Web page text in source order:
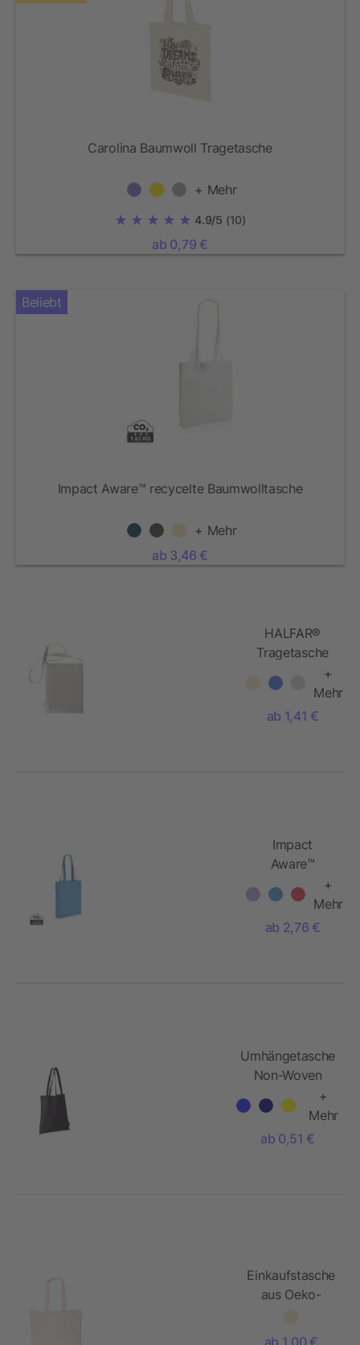
Carolina Baumwoll Tragetasche
+ Mehr
4.9/5 (10)
ab 0,79 €
Beliebt
Impact Aware™ recycelte Baumwolltasche
+ Mehr
ab 3,46 €
HALFAR®
Tragetasche
+
Mehr
ab 1,41 €
Impact
Aware™
Tragetasche
aus
+
Mehr
ab 2,76 €
Umhängetasche
Non-Woven
+
Mehr
ab 0,51 €
Einkaufstasche
aus Oeko-
ab 1,00 €